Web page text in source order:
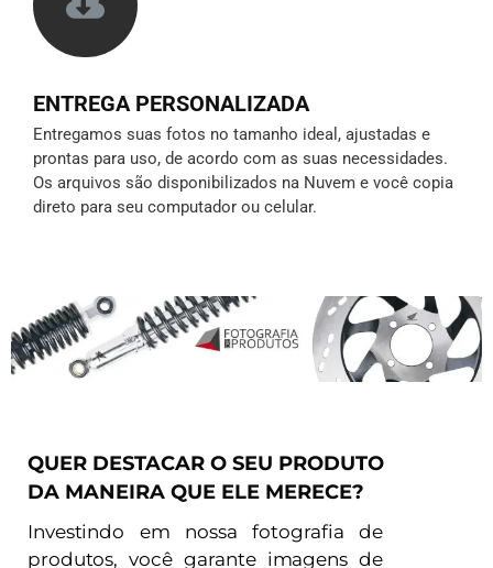
ENTREGA PERSONALIZADA
Entregamos suas fotos no tamanho ideal, ajustadas e
prontas para uso, de acordo com as suas necessidades.
Os arquivos são disponibilizados na Nuvem e você copia
direto para seu computador ou celular.
QUER DESTACAR O SEU PRODUTO
DA MANEIRA QUE ELE MERECE?
Investindo em nossa fotografia de
produtos, você garante imagens de